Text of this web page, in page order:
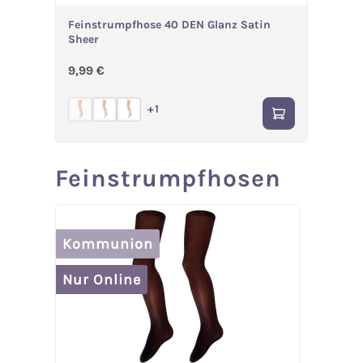
Feinstrumpfhose 40 DEN Glanz Satin
Sheer
(Diese Option ist zurzeit nicht verfügbar.)
+1
Regulärer Preis:
9,99 €
Produktgalerie überspringen
Feinstrumpfhosen
Kommunion
Nur Online